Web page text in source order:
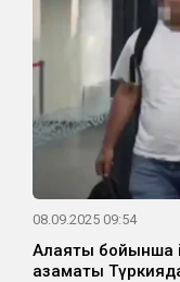
08.09.2025 09:54
Алаяқтық бойынша
азаматы